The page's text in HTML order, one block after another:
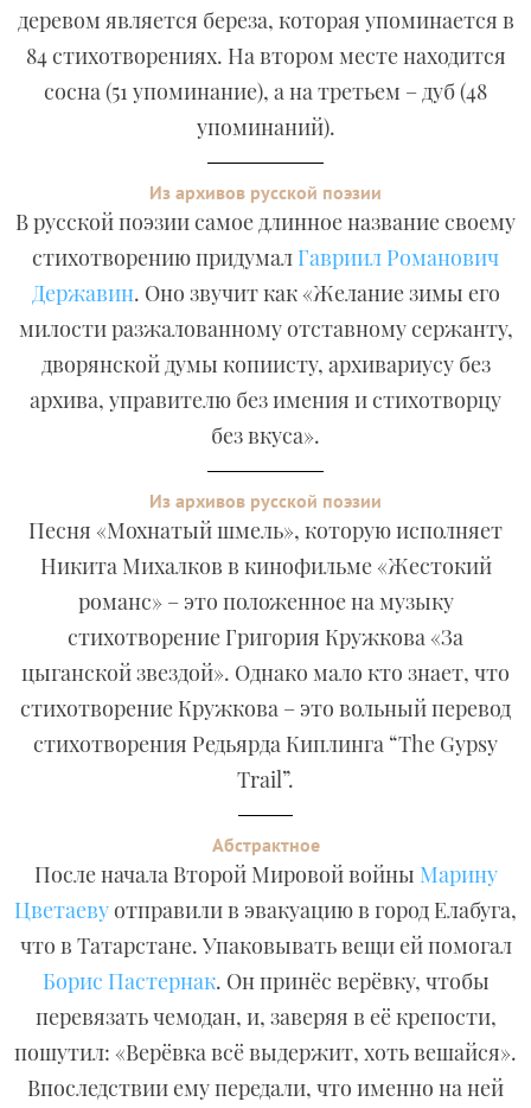
деревом является береза, которая упоминается в
84 стихотворениях. На втором месте находится
сосна (51 упоминание), а на третьем – дуб (48
упоминаний).
Из архивов русской поэзии
В русской поэзии самое длинное название своему
стихотворению придумал Гавриил Романович
Державин. Оно звучит как «Желание зимы его
милости разжалованному отставному сержанту,
дворянской думы копиисту, архивариусу без
архива, управителю без имения и стихотворцу
без вкуса».
Из архивов русской поэзии
Песня «Мохнатый шмель», которую исполняет
Никита Михалков в кинофильме «Жестокий
романс» – это положенное на музыку
стихотворение Григория Кружкова «За
цыганской звездой». Однако мало кто знает, что
стихотворение Кружкова – это вольный перевод
стихотворения Редьярда Киплинга “The Gypsy
Trail”.
Абстрактное
После начала Второй Мировой войны Марину
Цветаевуотправили в эвакуацию в город Елабуга,
что в Татарстане. Упаковывать вещи ей помогал
Борис Пастернак. Он принёс верёвку, чтобы
перевязать чемодан, и, заверяя в её крепости,
пошутил: «Верёвка всё выдержит, хоть вешайся».
Впоследствии ему передали, что именно на ней